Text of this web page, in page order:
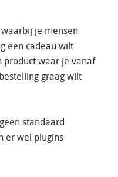
je mensen
een cadeau wilt
product waar je vanaf
graag wilt
standaard
er wel plugins